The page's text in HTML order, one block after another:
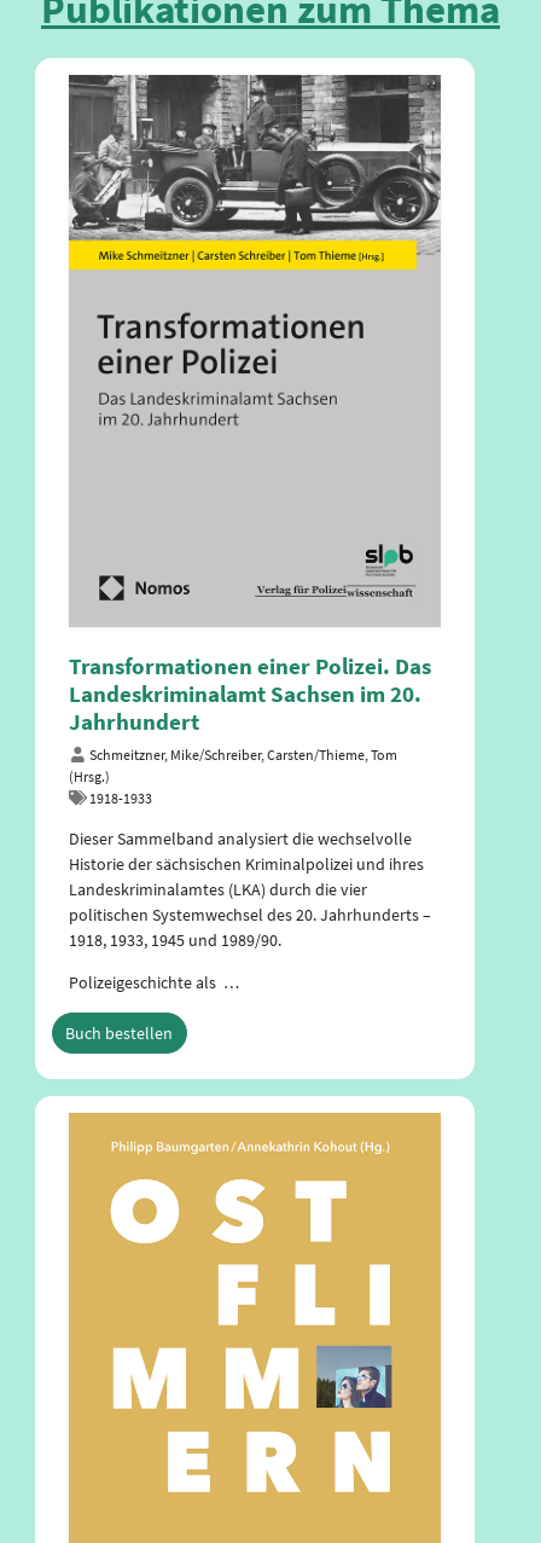
Transformationen einer Polizei. Das
Landeskriminalamt Sachsen im 20.
Jahrhundert
Schmeitzner, Mike/Schreiber, Carsten/Thieme, Tom
(Hrsg.)
1918-1933
Dieser Sammelband analysiert die wechselvolle
Historie der sächsischen Kriminalpolizei und ihres
Landeskriminalamtes (LKA) durch die vier
politischen Systemwechsel des 20. Jahrhunderts –
1918, 1933, 1945 und 1989/90.
Polizeigeschichte als …
Buch bestellen